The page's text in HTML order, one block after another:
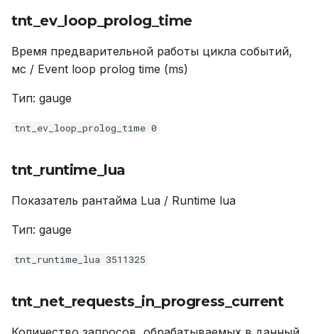
tnt_ev_loop_prolog_time
Время предварительной работы цикла событий,
мс / Event loop prolog time (ms)
Тип: gauge
tnt_ev_loop_prolog_time 0
tnt_runtime_lua
Показатель рантайма Lua / Runtime lua
Тип: gauge
tnt_runtime_lua 3511325
tnt_net_requests_in_progress_current